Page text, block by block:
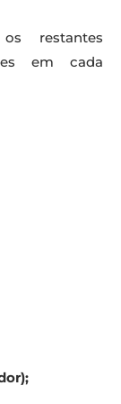
restantes
em cada